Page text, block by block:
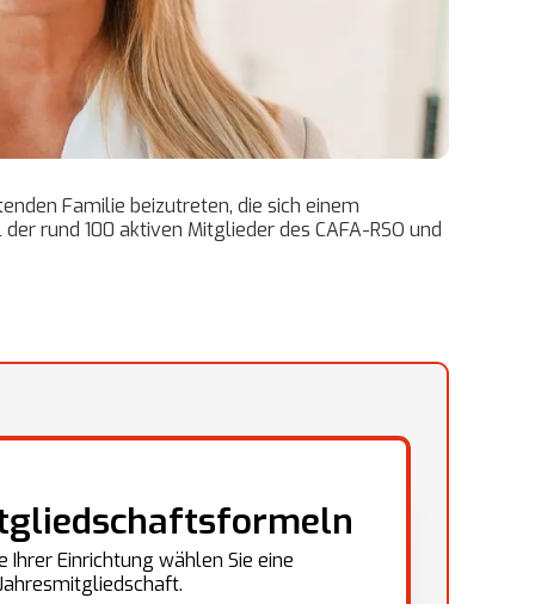
Familie beizutreten, die sich einem
rund 100 aktiven Mitglieder des CAFA-RSO und
Ihrer Einrichtung wählen Sie eine